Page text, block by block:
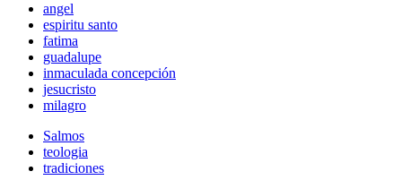
angel
espiritu santo
fatima
guadalupe
inmaculada concepción
jesucristo
milagro
Salmos
teologia
tradiciones